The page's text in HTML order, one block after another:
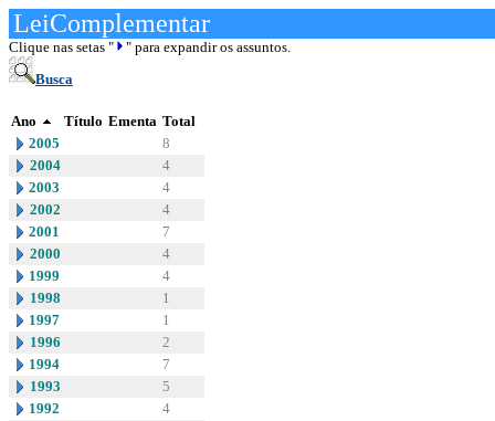
LeiComplementar
Clique nas setas "
" para expandir os assuntos.
Busca
Ano Título Ementa Total
2005
8
2004
4
2003
4
2002
4
2001
7
2000
4
1999
4
1998
1
1997
1
1996
2
1994
7
1993
5
1992
4